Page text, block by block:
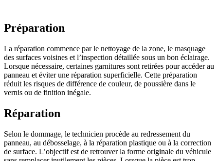
Préparation
La réparation commence par le nettoyage de la zone, le masquage
des surfaces voisines et l’inspection détaillée sous un bon éclairage.
Lorsque nécessaire, certaines garnitures sont retirées pour accéder au
panneau et éviter une réparation superficielle. Cette préparation
réduit les risques de différence de couleur, de poussière dans le
vernis ou de finition inégale.
Réparation
Selon le dommage, le technicien procède au redressement du
panneau, au débosselage, à la réparation plastique ou à la correction
de surface. L’objectif est de retrouver la forme originale du véhicule